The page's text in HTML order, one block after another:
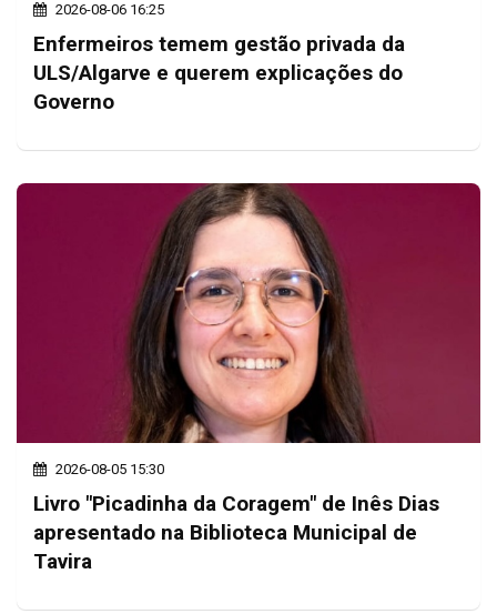
2026-08-06 16:25
Enfermeiros temem gestão privada da
ULS/Algarve e querem explicações do
Governo
2026-08-05 15:30
Livro "Picadinha da Coragem" de Inês Dias
apresentado na Biblioteca Municipal de
Tavira